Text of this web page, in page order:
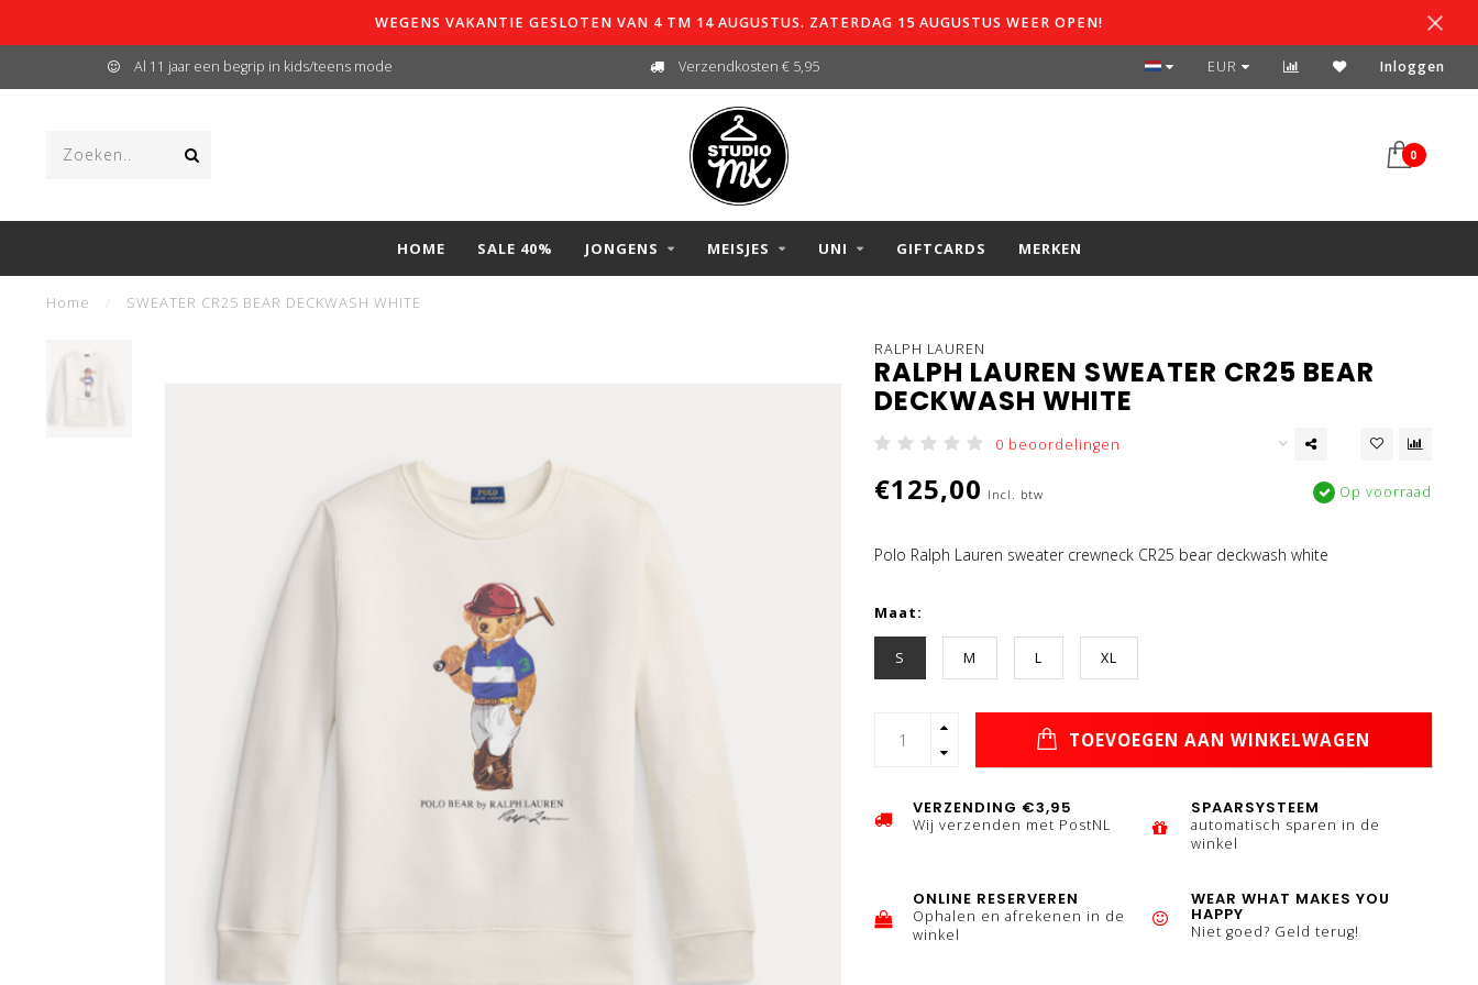
WEGENS VAKANTIE GESLOTEN VAN 4 TM 14 AUGUSTUS. ZATERDAG 15 AUGUSTUS WEER OPEN!
Al 11 jaar een begrip in kids/teens mode Verzendkosten € 5,95 SPAARSYSTEEM
EUR Inloggen
0
HOME SALE 40% JONGENS MEISJES UNI GIFTCARDS MERKEN
Home SWEATER CR25 BEAR DECKWASH WHITE
RALPH LAUREN
RALPH LAUREN SWEATER CR25 BEAR
DECKWASH WHITE
0 beoordelingen
€125,00 Incl. btw Op voorraad
Polo Ralph Lauren sweater crewneck CR25 bear deckwash white
Maat:
S M L XL
TOEVOEGEN AAN WINKELWAGEN
VERZENDING €3,95
Wij verzenden met PostNL
SPAARSYSTEEM
automatisch sparen in de
winkel
ONLINE RESERVEREN
Ophalen en afrekenen in de
winkel
WEAR WHAT MAKES YOU
HAPPY
Niet goed? Geld terug!